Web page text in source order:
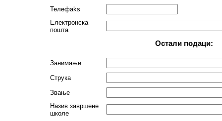
Телефаks
Електронска
пошта
Остали подаци:
Занимање
Струка
Звање
Назив завршене
школе